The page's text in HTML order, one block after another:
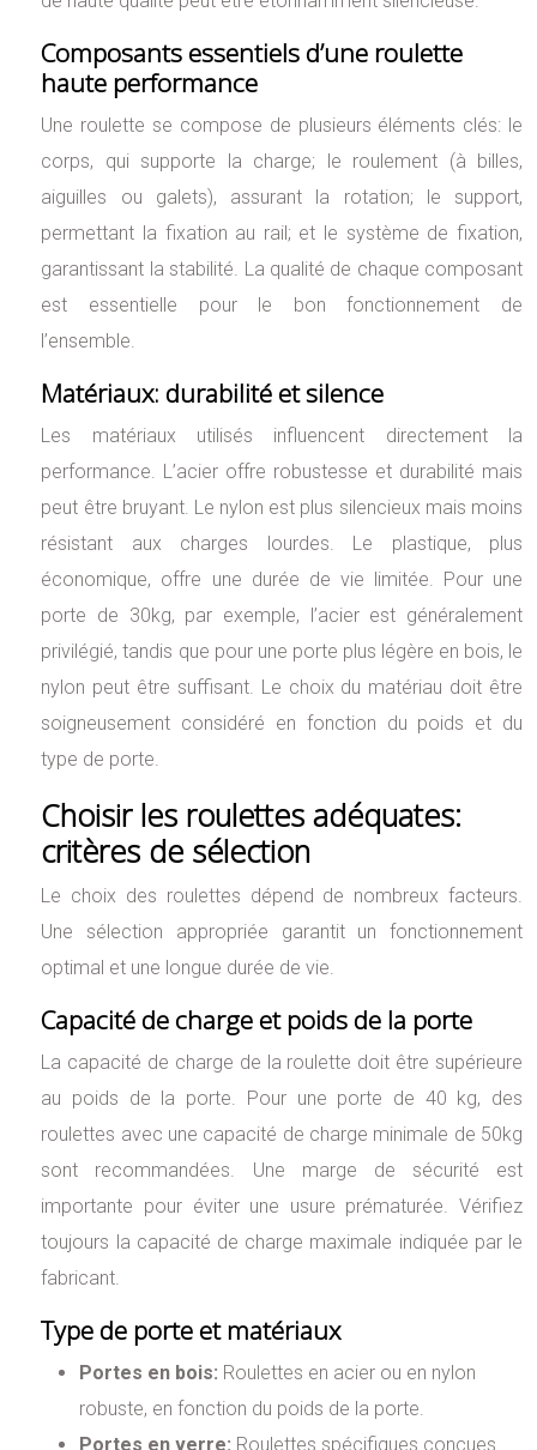
Composants essentiels d’une roulette
haute performance
Une roulette se compose de plusieurs éléments clés: le
corps, qui supporte la charge; le roulement (à billes,
aiguilles ou galets), assurant la rotation; le support,
permettant la fixation au rail; et le système de fixation,
garantissant la stabilité. La qualité de chaque composant
est essentielle pour le bon fonctionnement de
l’ensemble.
Matériaux: durabilité et silence
Les matériaux utilisés influencent directement la
performance. L’acier offre robustesse et durabilité mais
peut être bruyant. Le nylon est plus silencieux mais moins
résistant aux charges lourdes. Le plastique, plus
économique, offre une durée de vie limitée. Pour une
porte de 30kg, par exemple, l’acier est généralement
privilégié, tandis que pour une porte plus légère en bois, le
nylon peut être suffisant. Le choix du matériau doit être
soigneusement considéré en fonction du poids et du
type de porte.
Choisir les roulettes adéquates:
critères de sélection
Le choix des roulettes dépend de nombreux facteurs.
Une sélection appropriée garantit un fonctionnement
optimal et une longue durée de vie.
Capacité de charge et poids de la porte
La capacité de charge de la roulette doit être supérieure
au poids de la porte. Pour une porte de 40 kg, des
roulettes avec une capacité de charge minimale de 50kg
sont recommandées. Une marge de sécurité est
importante pour éviter une usure prématurée. Vérifiez
toujours la capacité de charge maximale indiquée par le
fabricant.
Type de porte et matériaux
Portes en bois: Roulettes en acier ou en nylon
robuste, en fonction du poids de la porte.
Portes en verre: Roulettes spécifiques conçues